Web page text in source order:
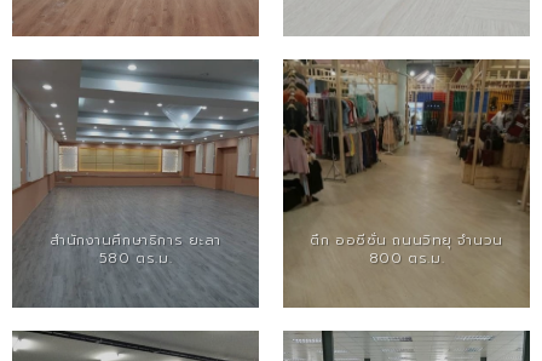
สำนักงานศึกษาธิการ ยะลา
580 ตร.ม.
ตึก ออซีซั่น ถนนวิทยุ จำนวน
800 ตร.ม.